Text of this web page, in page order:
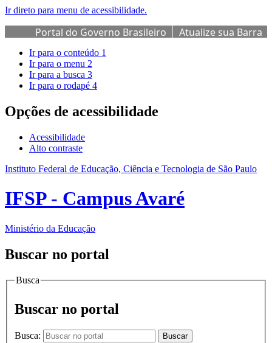
Ir direto para menu de acessibilidade.
Portal do Governo Brasileiro
Atualize sua Barra
de Governo
Ir para o conteúdo 1
Ir para o menu 2
Ir para a busca 3
Ir para o rodapé 4
Opções de acessibilidade
Acessibilidade
Alto contraste
Instituto Federal de Educação, Ciência e Tecnologia de São Paulo
IFSP - Campus Avaré
Ministério da Educação
Buscar no portal
Busca
Buscar no portal
Busca: Buscar